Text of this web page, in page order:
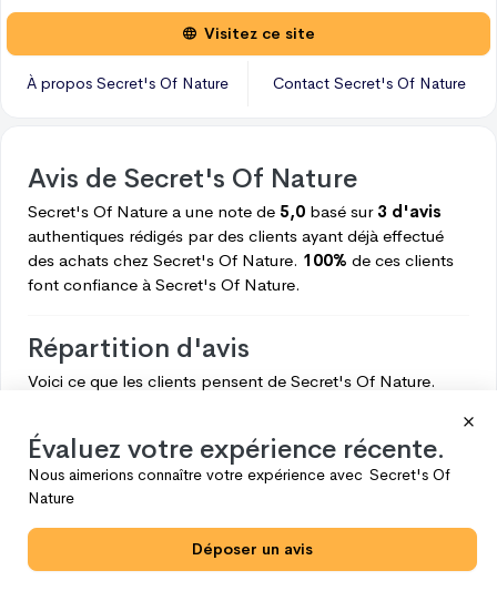
Visitez ce site
À propos Secret's Of Nature Contact Secret's Of Nature
Avis de Secret's Of Nature
Secret's Of Nature a une note de 5,0 basé sur 3 d'avis
authentiques rédigés par des clients ayant déjà effectué
des achats chez Secret's Of Nature. 100% de ces clients
font confiance à Secret's Of Nature.
Répartition d'avis
Voici ce que les clients pensent de Secret's Of Nature.
3
4
3
2 0
Évaluez votre expérience récente.
Nous aimerions connaître votre expérience avec Secret's Of
Nature
Déposer un avis